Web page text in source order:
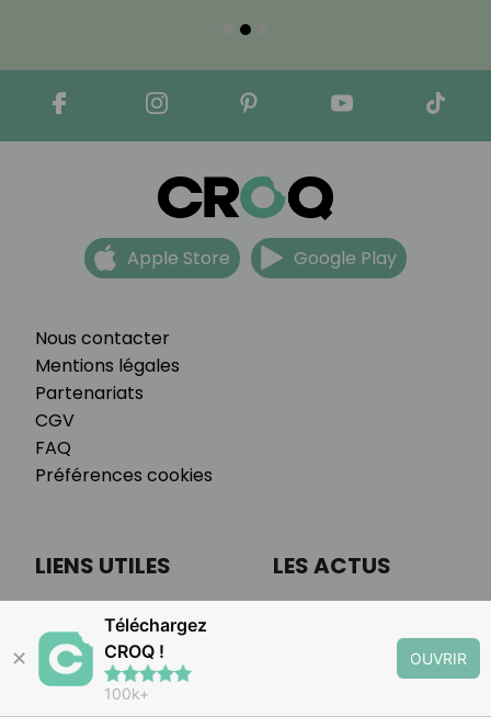
Nous contacter
Mentions légales
Partenariats
CGV
FAQ
Préférences cookies
Apple Store Google Play
LIENS UTILES
Programme
Tarifs
Témoignages
LES ACTUS
✕
Téléchargez
CROQ !
100k+
OUVRIR